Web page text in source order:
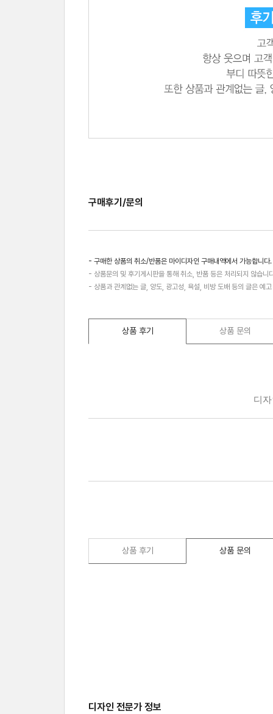
구매후기/문의
- 구매한 상품의 취소/반품은 마이디자인 구매내역에서 가능합니다.
- 상품문의 및 후기게시판을 통해 취소, 반품 등은 처리되지 않습니
- 상품과 관계없는 글, 양도, 광고성, 욕설, 비방 도배 등의 글은 예
상품 후기 상품 문의
상품 후기 상품 문의
디자인 전문가 정보